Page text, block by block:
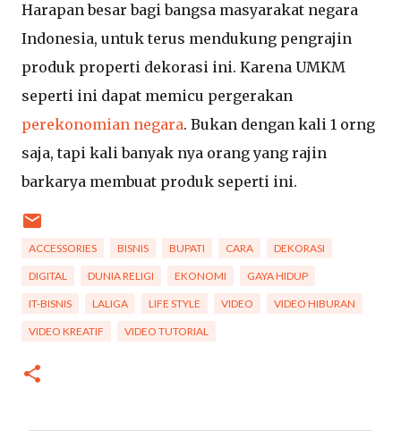
Harapan besar bagi bangsa masyarakat negara
Indonesia, untuk terus mendukung pengrajin
produk properti dekorasi ini. Karena UMKM
seperti ini dapat memicu pergerakan
perekonomian negara. Bukan dengan kali 1 orng
saja, tapi kali banyak nya orang yang rajin
barkarya membuat produk seperti ini.
ACCESSORIES BISNIS BUPATI CARA DEKORASI
DIGITAL DUNIA RELIGI EKONOMI GAYA HIDUP
IT-BISNIS LALIGA LIFE STYLE VIDEO VIDEO HIBURAN
VIDEO KREATIF VIDEO TUTORIAL